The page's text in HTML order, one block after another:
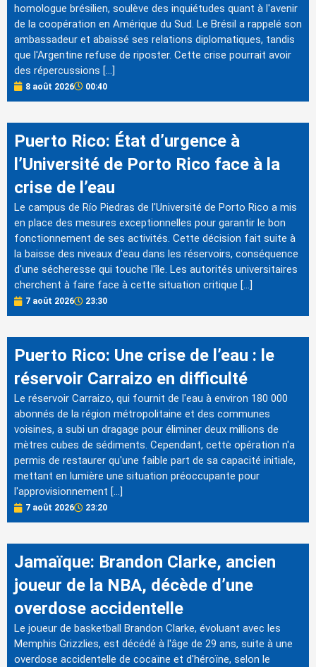
homologue brésilien, soulève des inquiétudes quant à l'avenir
de la coopération en Amérique du Sud. Le Brésil a rappelé son
ambassadeur et abaissé ses relations diplomatiques, tandis
que l'Argentine refuse de riposter. Cette crise pourrait avoir
des répercussions […]
8 août 2026 00:40
Puerto Rico: État d’urgence à
l’Université de Porto Rico face à la
crise de l’eau
Le campus de Río Piedras de l'Université de Porto Rico a mis
en place des mesures exceptionnelles pour garantir le bon
fonctionnement de ses activités. Cette décision fait suite à
la baisse des niveaux d'eau dans les réservoirs, conséquence
d'une sécheresse qui touche l'île. Les autorités universitaires
cherchent à faire face à cette situation critique […]
7 août 2026 23:30
Puerto Rico: Une crise de l’eau : le
réservoir Carraizo en difficulté
Le réservoir Carraizo, qui fournit de l'eau à environ 180 000
abonnés de la région métropolitaine et des communes
voisines, a subi un dragage pour éliminer deux millions de
mètres cubes de sédiments. Cependant, cette opération n'a
permis de restaurer qu'une faible part de sa capacité initiale,
mettant en lumière une situation préoccupante pour
l'approvisionnement […]
7 août 2026 23:20
Jamaïque: Brandon Clarke, ancien
joueur de la NBA, décède d’une
overdose accidentelle
Le joueur de basketball Brandon Clarke, évoluant avec les
Memphis Grizzlies, est décédé à l'âge de 29 ans, suite à une
overdose accidentelle de cocaïne et d'héroïne, selon le